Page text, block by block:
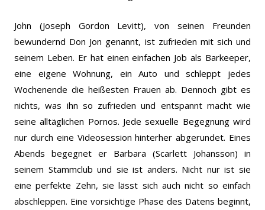
John (Joseph Gordon Levitt), von seinen Freunden
bewundernd Don Jon genannt, ist zufrieden mit sich und
seinem Leben. Er hat einen einfachen Job als Barkeeper,
eine eigene Wohnung, ein Auto und schleppt jedes
Wochenende die heißesten Frauen ab. Dennoch gibt es
nichts, was ihn so zufrieden und entspannt macht wie
seine alltäglichen Pornos. Jede sexuelle Begegnung wird
nur durch eine Videosession hinterher abgerundet. Eines
Abends begegnet er Barbara (Scarlett Johansson) in
seinem Stammclub und sie ist anders. Nicht nur ist sie
eine perfekte Zehn, sie lässt sich auch nicht so einfach
abschleppen. Eine vorsichtige Phase des Datens beginnt,